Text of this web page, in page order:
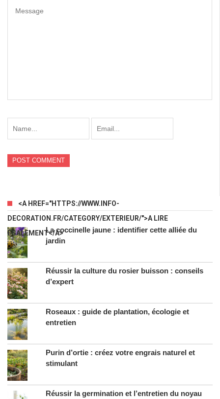
<A HREF="HTTPS://WWW.INFO-
DECORATION.FR/CATEGORY/EXTERIEUR/">A LIRE
ÉGALEMENT</A>La coccinelle jaune : identifier cette alliée du
jardin
Réussir la culture du rosier buisson : conseils
d’expert
Roseaux : guide de plantation, écologie et
entretien
Purin d’ortie : créez votre engrais naturel et
stimulant
Réussir la germination et l’entretien du noyau